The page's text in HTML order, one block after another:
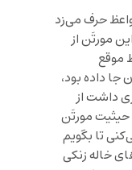
واعظ حرف می‌زد
مورتَن از
موقع
داده بود،
داشت از
حیثیت مورتَن
تا بگویم
خاله زنکی